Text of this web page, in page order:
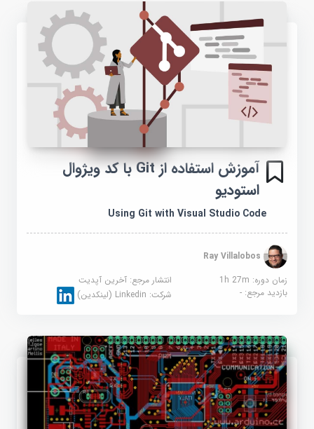
آموزش استفاده از Git با کد ویژوال
استودیو
Using Git with Visual Studio Code
Ray Villalobos
زمان دوره: 1h 27m
انتشار مرجع:آخرین آپدیت
بازدید مرجع:- شرکت:Linkedin (لینکدین)